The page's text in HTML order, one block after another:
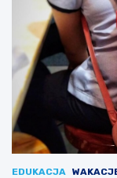
EDUKACJA